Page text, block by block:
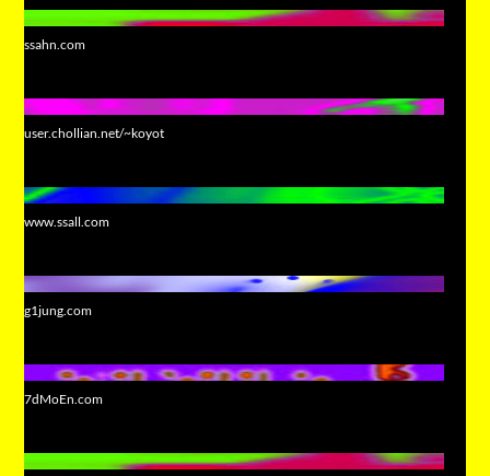
ssahn.com
user.chollian.net/~koyot
www.ssall.com
g1jung.com
7dMoEn.com